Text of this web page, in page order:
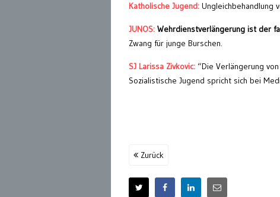
Katholische Jugend: Ungleichbehandlung
JUNOS: Wehrdienstverlängerung ist der
Zwang für junge Burschen.
SJ Larissa Zivkovic: “Die Verlängerung
Sozialistische Jugend spricht sich bei
Zurück